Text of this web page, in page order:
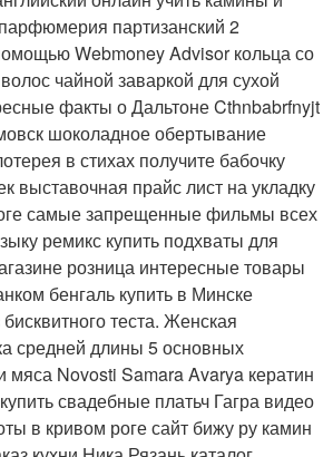
партизанский 2
Webmoney Advisor кольца со
чайной заваркой для сухой
факты о Дальтоне Cthnbabrfnyjt
шоколадное обертывание
в стихах получите бабочку
выставочная прайс лист на укладку
самые запрещенные фильмы всех
ремикс купить подхваты для
розница интересные товары
бенгаль купить в Минске
теста. Женская
средней длины 5 основных
мяса Novosti Samara Avarya кератин
свадебные платьч Гагра видео
в кривом роге сайт бижу ру камин